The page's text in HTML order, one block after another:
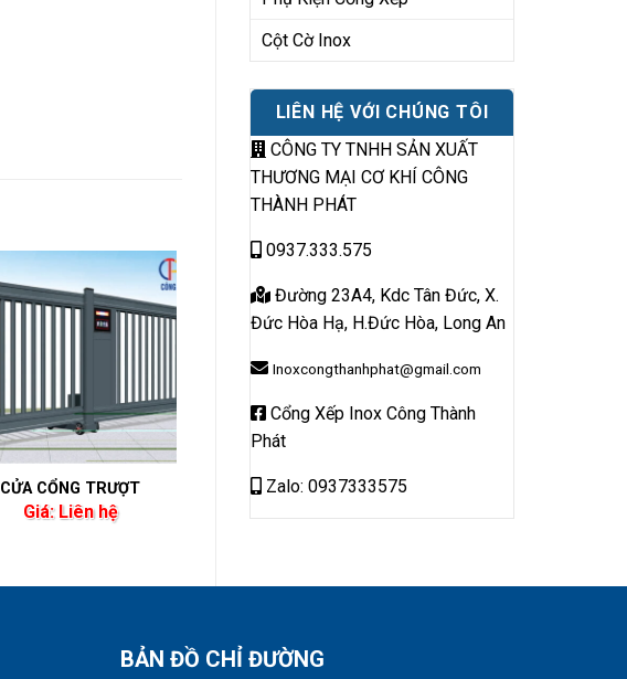
Cột Cờ Inox
LIÊN HỆ VỚI CHÚNG TÔI
CÔNG TY TNHH SẢN XUẤT
THƯƠNG MẠI CƠ KHÍ CÔNG
THÀNH PHÁT
0937.333.575
Đường 23A4, Kdc Tân Đức, X.
Đức Hòa Hạ, H.Đức Hòa, Long An
Inoxcongthanhphat@gmail.com
Cổng Xếp Inox Công Thành
Phát
Zalo: 0937333575
CỬA CỔNG TRƯỢT
Giá: Liên hệ
BẢN ĐỒ CHỈ ĐƯỜNG